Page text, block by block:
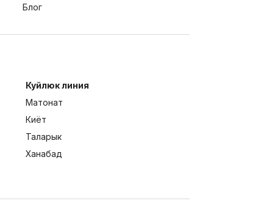
Блог
Куйлюк линия
Матонат
Киёт
Таларык
Ханабад